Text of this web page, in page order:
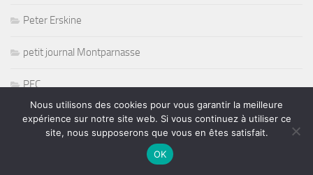
Peter Erskine
petit journal Montparnasse
PFC
Picking
Nous utilisons des cookies pour vous garantir la meilleure
expérience sur notre site web. Si vous continuez à utiliser ce
site, nous supposerons que vous en êtes satisfait.
OK